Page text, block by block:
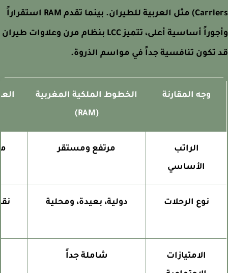
Carriers) مثل العربية للطيران. بينما تقدم RAM استقراراً
وأجوراً أساسية أعلى، تتميز LCC بنظام مرن وعلاوات طيران
تكون تنافسية جداً في مواسم الذروة.
وجه المقارنة
الخطوط الملكية المغربية
الراتب
الأساسي
مرتفع ومستقر
نوع الرحلات دولية، بعيدة، ومحلية
الامتيازات
شاملة جداً